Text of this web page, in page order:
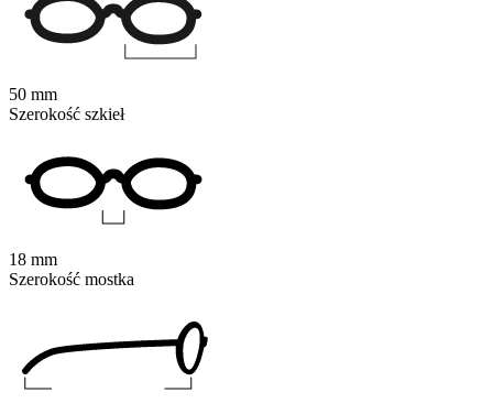
50 mm
Szerokość szkieł
18 mm
Szerokość mostka